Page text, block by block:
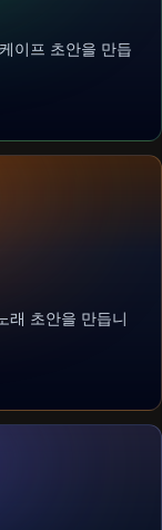
이프 초안을 만듭
래 초안을 만듭니